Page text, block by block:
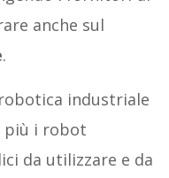
anche sul
.
industriale
più i robot
da utilizzare e da